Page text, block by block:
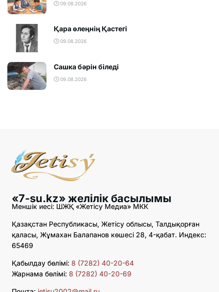
09.08.2026
Қара өлеңнің Қастегі
09.08.2026
Сашка бәрін біледі
09.08.2026
«7-su.kz» желілік басылымы
Меншік иесі: ШЖҚ «Жетісу Медиа» МКК
Қазақстан Республикасы, Жетісу облысы, Талдықорған
қаласы, Жұмахан Балапанов көшесі 28, 4-қабат. Индекс:
65469
Қабылдау бөлімі: 8 (7282) 40-20-64
Жарнама бөлімі: 8 (7282) 40-20-69